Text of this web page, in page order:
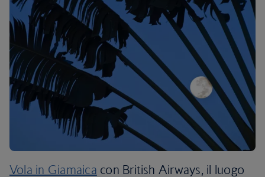
Vola in Giamaica con British Airways, il luogo